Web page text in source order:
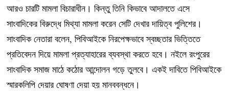
আরও চারটি মামলা বিচারাধীন। কিন্তু তিনি কিভাবে আদালতে এসে
সাংবাদিকের বিরুদ্ধে মিথ্যা মামলা করেন সেটি দেখার দায়িত্ব পুলিশের।
সাংবাদিক নেতারা বলেন, পিবিআইকে নিরপেক্ষভাবে স্বচ্ছতার ভিত্তিতে
প্রতিবেদন দিয়ে মামলা প্রত্যাহারের ব্যবস্থা করতে হবে। নইলে রংপুরের
সাংবাদিক সমাজ মাঠে কঠোর আন্দোলন গড়ে তুলবে। একই দাবিতে পিবিআইকে
স্মারকলিপি দেয়ার ঘোষণা দেয়া হয় মানববন্ধনে।